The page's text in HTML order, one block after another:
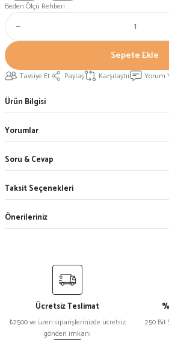
Beden Ölçü Rehberi
Sepete Ekle
Tavsiye Et Paylaş Karşılaştır Yorum
Ürün Bilgisi
Yorumlar
Soru & Cevap
Taksit Seçenekleri
Önerileriniz
Ücretsiz Teslimat
₺2500 ve üzeri siparişlerinizde ücretsiz
gönderi imkanı
250 Bit